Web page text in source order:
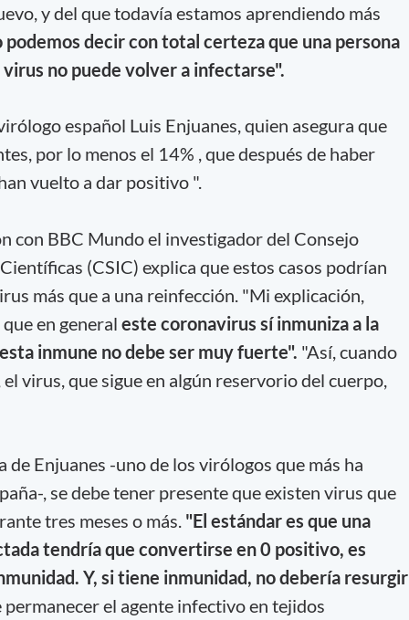
y del que todavía estamos aprendiendo más
decir con total certeza que una persona
no puede volver a infectarse".
español Luis Enjuanes, quien asegura que
por lo menos el 14% , que después de haber
vuelto a dar positivo ".
con BBC Mundo el investigador del Consejo
(CSIC) explica que estos casos podrían
más que a una reinfección. "Mi explicación,
en general este coronavirus sí inmuniza a la
inmune no debe ser muy fuerte". "Así, cuando
virus, que sigue en algún reservorio del cuerpo,
Enjuanes -uno de los virólogos que más ha
, se debe tener presente que existen virus que
tres meses o más. "El estándar es que una
tendría que convertirse en 0 positivo, es
Y, si tiene inmunidad, no debería resurgir
el agente infectivo en tejidos